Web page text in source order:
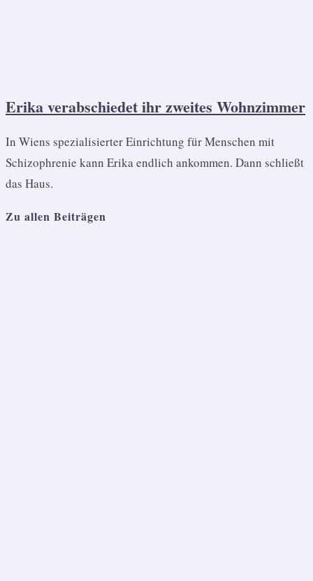
Erika verabschiedet ihr zweites Wohnzimmer
In Wiens spezialisierter Einrichtung für Menschen mit
Schizophrenie kann Erika endlich ankommen. Dann schließt
das Haus.
Zu allen Beiträgen